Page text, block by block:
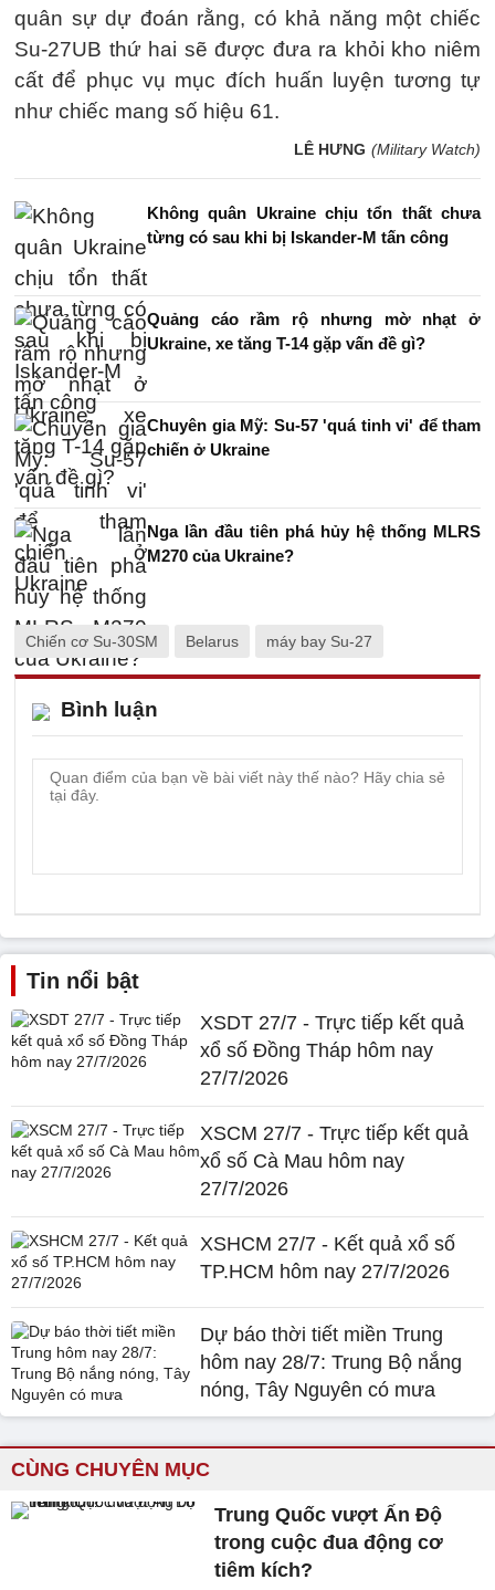
quân sự dự đoán rằng, có khả năng một chiếc
Su-27UB thứ hai sẽ được đưa ra khỏi kho niêm
cất để phục vụ mục đích huấn luyện tương tự
như chiếc mang số hiệu 61.
LÊ HƯNG (Military Watch)
Không quân Ukraine chịu tổn thất chưa
từng có sau khi bị Iskander-M tấn công
Quảng cáo rầm rộ nhưng mờ nhạt ở
Ukraine, xe tăng T-14 gặp vấn đề gì?
Chuyên gia Mỹ: Su-57 'quá tinh vi' để tham
chiến ở Ukraine
Nga lần đầu tiên phá hủy hệ thống MLRS
M270 của Ukraine?
Chiến cơ Su-30SM Belarus máy bay Su-27
Bình luận
Tin nổi bật
XSDT 27/7 - Trực tiếp kết quả
xổ số Đồng Tháp hôm nay
27/7/2026
XSCM 27/7 - Trực tiếp kết quả
xổ số Cà Mau hôm nay
27/7/2026
XSHCM 27/7 - Kết quả xổ số
TP.HCM hôm nay 27/7/2026
Dự báo thời tiết miền Trung
hôm nay 28/7: Trung Bộ nắng
nóng, Tây Nguyên có mưa
CÙNG CHUYÊN MỤC
Trung Quốc vượt Ấn Độ
trong cuộc đua động cơ
tiêm kích?